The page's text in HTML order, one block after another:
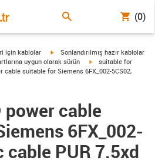
(0)
için kablolar igus-icon-arrow-right
Sonlandırılmış hazır kablolar
uygun olarak sürün igus-icon-arrow-right
suitable for
cable suitable for Siemens 6FX_002-5CS02,
cable
6FX_002-
cable PUR 7.5xd